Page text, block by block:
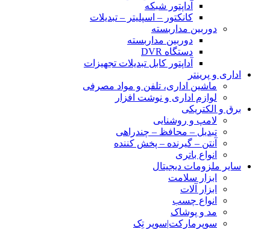
آداپتور شبکه
کانکتور – اسپلیتر – تبدیلات
دوربین مداربسته
دوربین مداربسته
دستگاه DVR
آداپتور کابل تبدیلات تجهیزات
اداری و پرینتر
ماشین اداری، تلفن و مواد مصرفی
لوازم اداری و نوشت افزار
برق و الکتریکی
لامپ و روشنایی
تبدیل – محافظ – چندراهی
آنتن – گیرنده – پخش کننده
انواع باتری
سایر ملزومات دیجیتال
ابزار سلامت
ابزار آلات
انواع چسب
مد و پوشاک
سوپرمارکت|سوپر تِک